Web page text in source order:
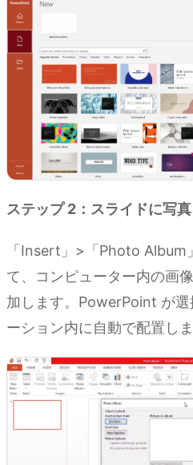
ステップ 2：スライドに写
「Insert」>「Photo Album
て、コンピューター内の画
加します。PowerPoint が
ーション内に自動で配置しま